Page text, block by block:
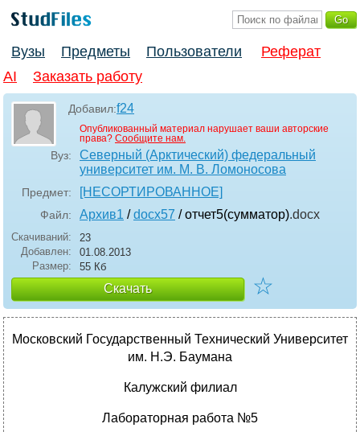
Вузы Предметы Пользователи
Реферат
AI
Заказать работу
Добавил:f24
Опубликованный материал нарушает ваши авторские
права? Сообщите нам.
Вуз:
Северный (Арктический) федеральный
университет им. М. В. Ломоносова
Предмет: [НЕСОРТИРОВАННОЕ]
Файл: Архив1 /docx57 / отчет5(сумматор).docx
Скачиваний:
23
Добавлен:
01.08.2013
Размер:
55 Кб
Скачать ☆
Московский Государственный Технический Университет
им. Н.Э. Баумана
Калужский филиал
Лабораторная работа №5